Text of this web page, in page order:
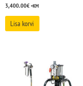
3,400.00€+KM
Lisa korvi